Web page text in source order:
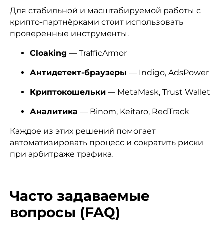
Для стабильной и масштабируемой работы с
крипто-партнёрками стоит использовать
проверенные инструменты.
Cloaking — TrafficArmor
Антидетект-браузеры — Indigo, AdsPower
Криптокошельки — MetaMask, Trust Wallet
Аналитика — Binom, Keitaro, RedTrack
Каждое из этих решений помогает
автоматизировать процесс и сократить риски
при арбитраже трафика.
Часто задаваемые
вопросы (FAQ)